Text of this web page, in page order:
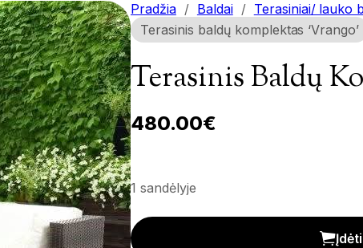
Pradžia / Baldai / Terasiniai/ lauko
Terasinis baldų komplektas ‘Vrango’
Terasinis Baldų
480.00€
1 sandėlyje
Terasinis baldų komplektas 'Vrango'